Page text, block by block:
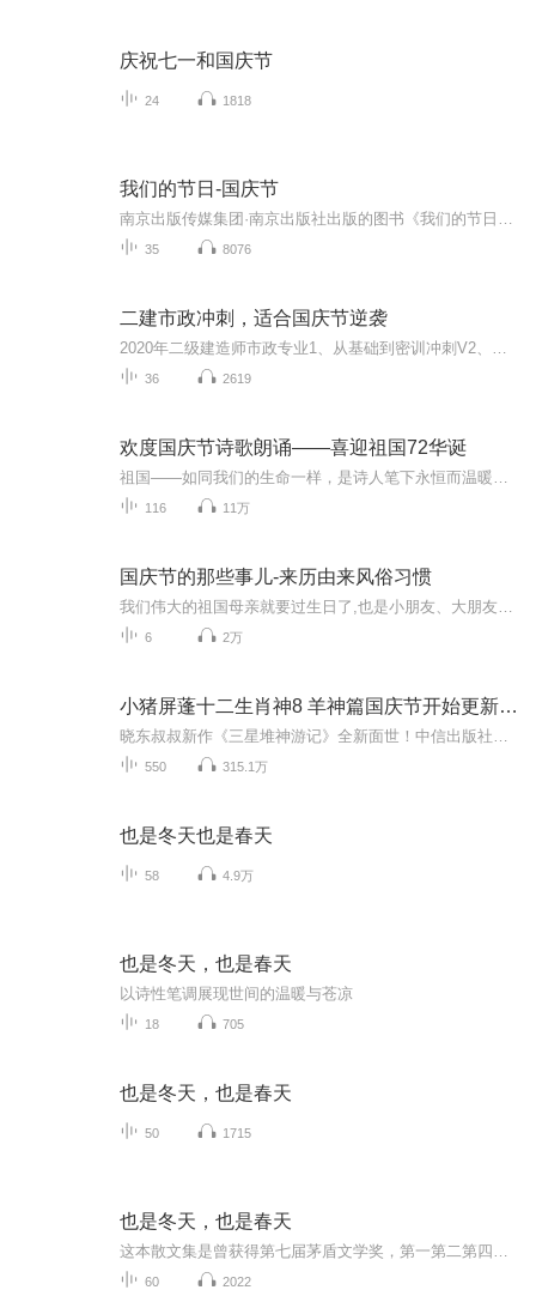
庆祝七一和国庆节
24 1818
我们的节日-国庆节
35 8076
二建市政冲刺，适合国庆节逆袭
36 2619
欢度国庆节诗歌朗诵——喜迎祖国72华诞
116 11万
国庆节的那些事儿-来历由来风俗习惯
6 2万
小猪屏蓬十二生肖神8 羊神篇国庆节开始更新啦！
550 315.1万
也是冬天也是春天
58 4.9万
也是冬天，也是春天
以诗性笔调展现世间的温暖与苍凉
18 705
也是冬天，也是春天
50 1715
也是冬天，也是春天
60 2022